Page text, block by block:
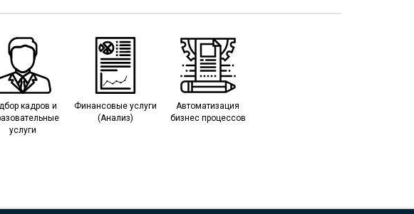
кадров и
услуги
Финансовые услуги
(Анализ)
Автоматизация
бизнес процессов